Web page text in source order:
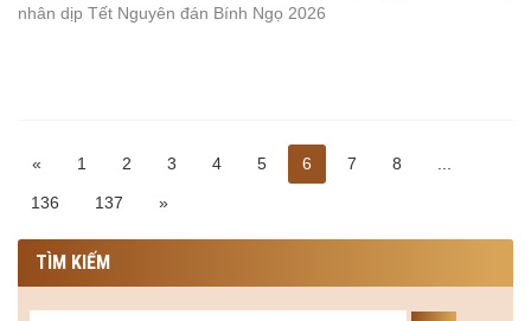
nhân dịp Tết Nguyên đán Bính Ngọ 2026
« 1 2 3 4 5 6 7 8 ...
136 137 »
TÌM KIẾM